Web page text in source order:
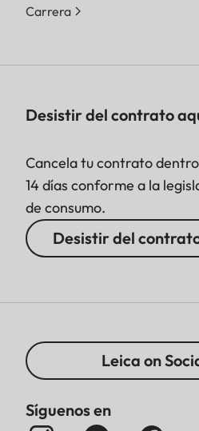
Carrera
Desistir del contrato
Cancela tu contrato
14 días conforme a la
de consumo.
Desistir del
Leica on
Síguenos en